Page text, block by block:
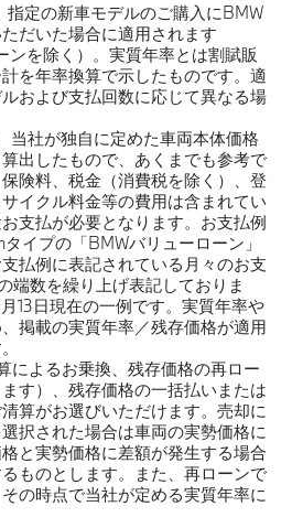
指定の新車モデルのご購入にBMW
だいた場合に適用されます
ンを除く）。実質年率とは割賦販
を年率換算で示したものです。適
および支払回数に応じて異なる場
当社が独自に定めた車両本体価格
算出したもので、あくまでも参考で
険料、税金（消費税を除く）、登
イクル料金等の費用は含まれてい
支払が必要となります。お支払例
イプの「BMWバリューローン」
払例に表記されている月々のお支
端数を繰り上げ表記しておりま
13日現在の一例です。実質年率や
掲載の実質年率／残存価格が適用
によるお乗換、残存価格の再ロー
す）、残存価格の一括払いまたは
算がお選びいただけます。売却に
択された場合は車両の実勢価格に
と実勢価格に差額が発生する場合
ものとします。また、再ローンで
の時点で当社が定める実質年率に